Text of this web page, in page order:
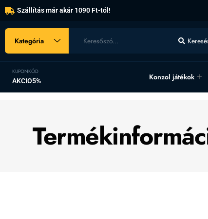
Szállítás már akár 1090 Ft-tól!
Kategória
KUPONKÓD
AKCIO5% Konzol játékok